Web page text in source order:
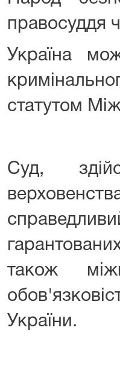
правосуддя
Україна
статутом
Суд,
також
України.